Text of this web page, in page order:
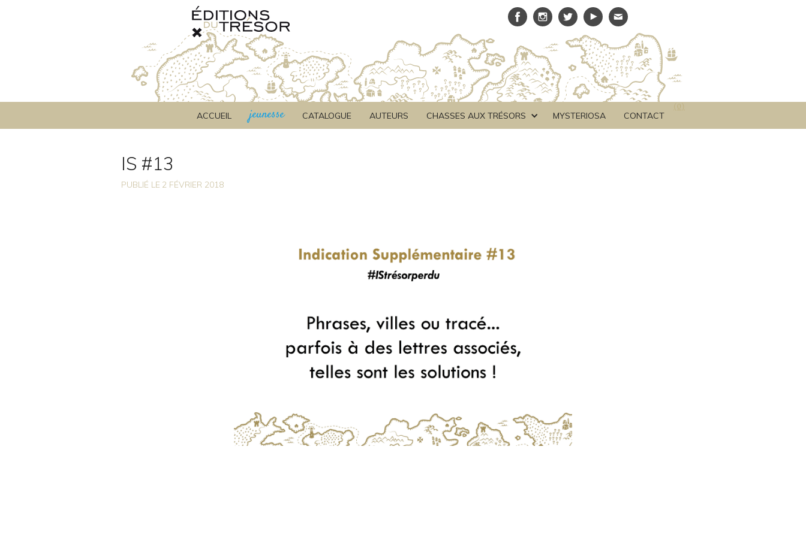
( 0 )
CONTACT
MYSTERIOSA
CHASSES AUX TRÉSORS
AUTEURS
CATALOGUE
jeunesse
ACCUEIL
IS #13
PUBLIÉ LE 2 FÉVRIER 2018